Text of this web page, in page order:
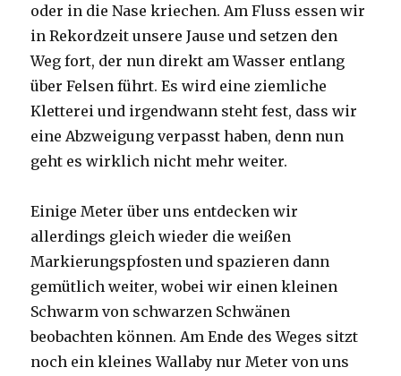
oder in die Nase kriechen. Am Fluss essen wir
in Rekordzeit unsere Jause und setzen den
Weg fort, der nun direkt am Wasser entlang
über Felsen führt. Es wird eine ziemliche
Kletterei und irgendwann steht fest, dass wir
eine Abzweigung verpasst haben, denn nun
geht es wirklich nicht mehr weiter.
Einige Meter über uns entdecken wir
allerdings gleich wieder die weißen
Markierungspfosten und spazieren dann
gemütlich weiter, wobei wir einen kleinen
Schwarm von schwarzen Schwänen
beobachten können. Am Ende des Weges sitzt
noch ein kleines Wallaby nur Meter von uns